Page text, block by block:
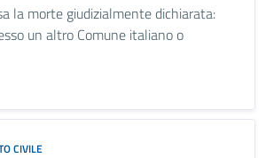
la morte giudizialmente dichiarata:
un altro Comune italiano o
CIVILE